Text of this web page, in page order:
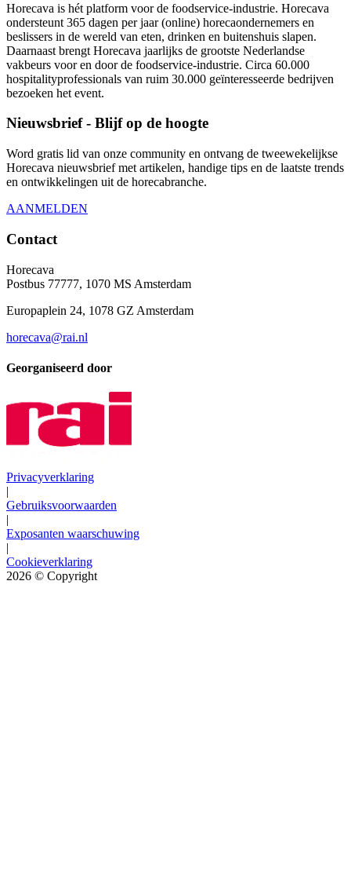
Horecava is hét platform voor de foodservice-industrie. Horecava
ondersteunt 365 dagen per jaar (online) horecaondernemers en
beslissers in de wereld van eten, drinken en buitenshuis slapen.
Daarnaast brengt Horecava jaarlijks de grootste Nederlandse
vakbeurs voor en door de foodservice-industrie. Circa 60.000
hospitalityprofessionals van ruim 30.000 geïnteresseerde bedrijven
bezoeken het event.
Nieuwsbrief - Blijf op de hoogte
Word gratis lid van onze community en ontvang de tweewekelijkse
Horecava nieuwsbrief met artikelen, handige tips en de laatste trends
en ontwikkelingen uit de horecabranche.
AANMELDEN
Contact
Horecava
Postbus 77777, 1070 MS Amsterdam
Europaplein 24, 1078 GZ Amsterdam
horecava@rai.nl
Georganiseerd door
Privacyverklaring
|
Gebruiksvoorwaarden
|
Exposanten waarschuwing
|
Cookieverklaring
2026 © Copyright